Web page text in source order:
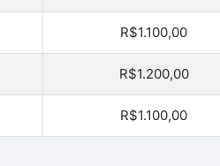
R$1.100,00
R$1.200,00
R$1.100,00